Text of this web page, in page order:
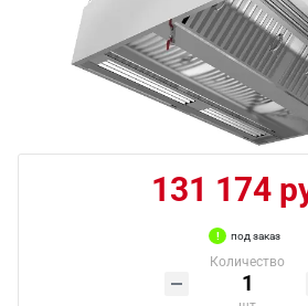
131 174
под заказ
Количество